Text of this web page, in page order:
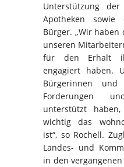
Unterstützung
Apotheken
Bürger. „Wir haben
unseren
für den Erhalt
engagiert haben.
Bürgerinnen
Forderungen
unterstützt
wichtig das
ist“, so Rochell.
Landes- und
in den